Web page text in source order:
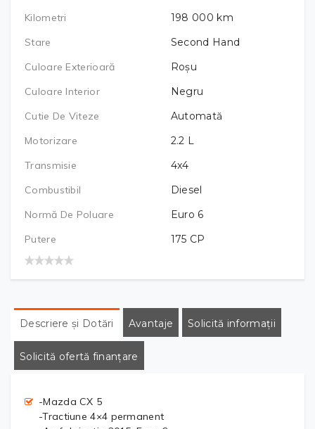
Kilometri
198 000 km
Stare
Second Hand
Culoare Exterioară
Roșu
Culoare Interior
Negru
Cutie De Viteze
Automată
Motorizare
2.2 L
Transmisie
4x4
Combustibil
Diesel
Normă De Poluare
Euro 6
Putere
175 CP
Descriere și Dotări Avantaje Solicită informații
Solicită ofertă finanțare
-Mazda CX 5
-Tractiune 4×4 permanent